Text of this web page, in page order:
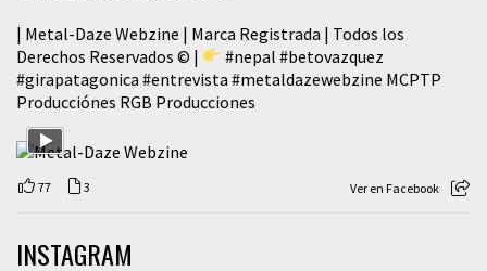
| Metal-Daze Webzine | Marca Registrada | Todos los
Derechos Reservados © |
#nepal #betovazquez
#girapatagonica #entrevista #metaldazewebzine MCPTP
Producciónes RGB Producciones
77 3 Ver en Facebook
INSTAGRAM